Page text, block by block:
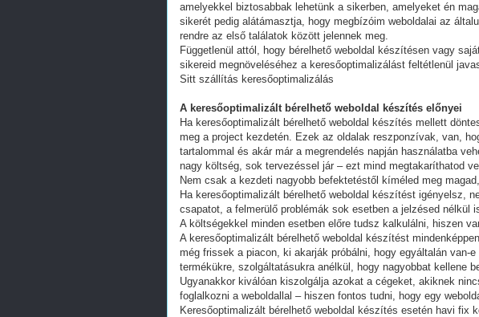
amelyekkel biztosabbak lehetünk a sikerben, amelyeket én
sikerét pedig alátámasztja, hogy megbízóim weboldalai az
rendre az első találatok között jelennek meg.
Függetlenül attól, hogy bérelhető weboldal készítésen vagy
sikereid megnöveléséhez a keresőoptimalizálást feltétlenül
Sitt szállítás keresőoptimalizálás
A keresőoptimalizált bérelhető weboldal készítés előnyei
Ha keresőoptimalizált bérelhető weboldal készítés mellett
meg a project kezdetén. Ezek az oldalak reszponzívak, van,
tartalommal és akár már a megrendelés napján használatba
nagy költség, sok tervezéssel jár – ezt mind megtakaríthatod
Nem csak a kezdeti nagyobb befektetéstől kíméled meg
Ha keresőoptimalizált bérelhető weboldal készítést igényelsz,
csapatot, a felmerülő problémák sok esetben a jelzésed nélkül
A költségekkel minden esetben előre tudsz kalkulálni, hiszen
A keresőoptimalizált bérelhető weboldal készítést
még frissek a piacon, ki akarják próbálni, hogy egyáltalán van-
termékükre, szolgáltatásukra anélkül, hogy nagyobbat kellene
Ugyanakkor kiválóan kiszolgálja azokat a cégeket, akiknek
foglalkozni a weboldallal – hiszen fontos tudni, hogy egy
Keresőoptimalizált bérelhető weboldal készítés esetén havi fix